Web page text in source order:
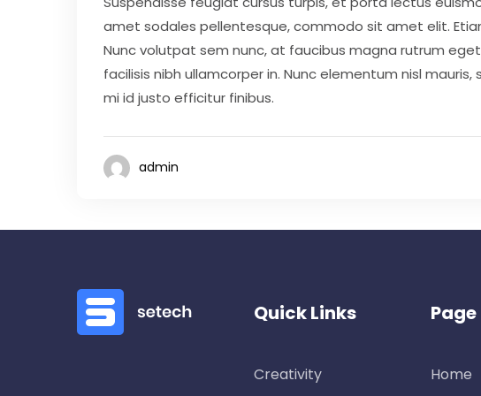
amet sodales pellentesque, commodo sit amet elit.
Nunc volutpat sem nunc, at faucibus magna rutrum
facilisis nibh ullamcorper in. Nunc elementum nisl
mi id justo efficitur finibus.
admin
Quick Links
Creativity
Home